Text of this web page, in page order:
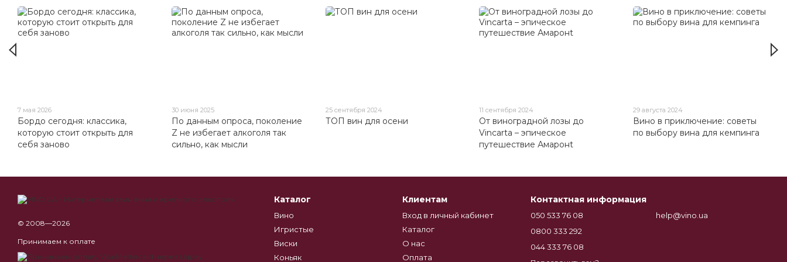
7 мая 2026
Бордо сегодня: классика,
которую стоит открыть для
себя заново
30 июня 2025
По данным опроса, поколение
Z не избегает алкоголя так
сильно, как мысли
25 сентября 2024
ТОП вин для осени
11 сентября 2024
От виноградной лозы до
Vincarta – эпическое
путешествие Амаронt
29 августа 2024
Вино в приключение: советы
по выбору вина для кемпинга
© 2008—2026
Принимаем к оплате
Каталог
Вино
Игристые
Виски
Коньяк
Клиентам
Вход в личный кабинет
Каталог
О нас
Оплата
Контактная информация
050 533 76 08
0800 333 292
044 333 76 08
help@vino.ua